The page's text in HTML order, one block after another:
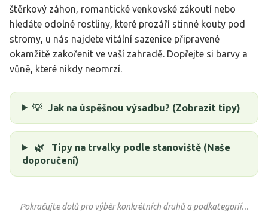
štěrkový záhon, romantické venkovské zákoutí nebo
hledáte odolné rostliny, které prozáří stinné kouty pod
stromy, u nás najdete vitální sazenice připravené
okamžitě zakořenit ve vaší zahradě. Dopřejte si barvy a
vůně, které nikdy neomrzí.
💡 Jak na úspěšnou výsadbu? (Zobrazit tipy)
🌿
Tipy na trvalky podle stanoviště (Naše
doporučení)
Pokračujte dolů pro výběr konkrétních druhů a podkategorií...